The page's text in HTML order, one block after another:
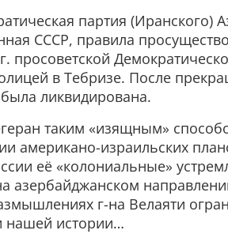
партия (Иранского)
СССР, правила
просоветской
в Тебризе. После
ликвидирована.
таким «изящным»
американо-израильских
её «колониальные»
азербайджанском
г-на Велаяти
нашей истории…